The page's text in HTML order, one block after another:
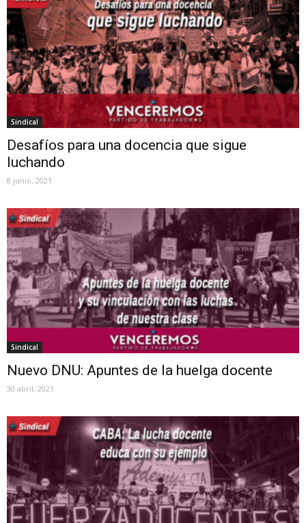
Sindical
Desafíos para una docencia que sigue
luchando
8 junio, 2021
Sindical
Nuevo DNU: Apuntes de la huelga docente
30 abril, 2021